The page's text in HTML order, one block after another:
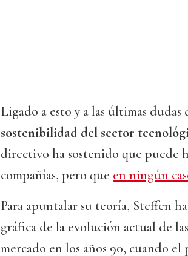
Ligado a esto y a las últimas dudas
sostenibilidad del sector
directivo ha sostenido que puede
compañías, pero que en ningún
Para apuntalar su teoría, Steffen
gráfica de la evolución actual de
mercado en los años 90, cuando